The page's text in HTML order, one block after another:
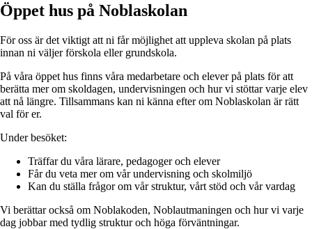
Öppet hus på Noblaskolan
För oss är det viktigt att ni får möjlighet att uppleva skolan på plats
innan ni väljer förskola eller grundskola.
På våra öppet hus finns våra medarbetare och elever på plats för att
berätta mer om skoldagen, undervisningen och hur vi stöttar varje elev
att nå längre. Tillsammans kan ni känna efter om Noblaskolan är rätt
val för er.
Under besöket:
Träffar du våra lärare, pedagoger och elever
Får du veta mer om vår undervisning och skolmiljö
Kan du ställa frågor om vår struktur, vårt stöd och vår vardag
Vi berättar också om Noblakoden, Noblautmaningen och hur vi varje
dag jobbar med tydlig struktur och höga förväntningar.